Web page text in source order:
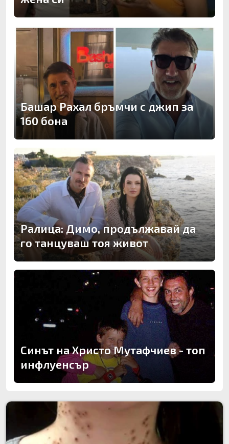
Башар Рахал бръмчи с джип за
160 бона
Ралица: Димо, продължавай да
го танцуваш тоя живот
Синът на Христо Мутафчиев - топ
инфлуенсър